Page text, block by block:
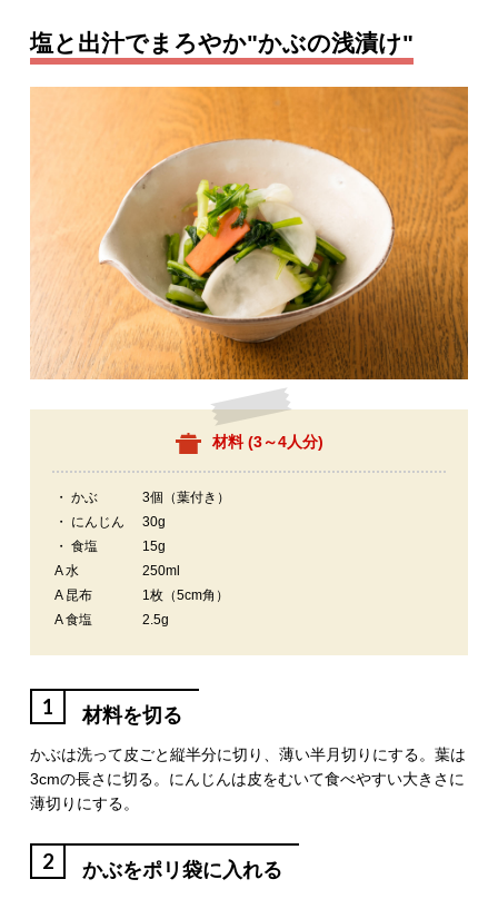
塩と出汁でまろやか"かぶの浅漬け"
材料 (3～4人分)
・ かぶ
3個（葉付き）
・ にんじん
30g
・ 食塩
15g
A 水
250ml
A 昆布
1枚（5cm角）
A 食塩
2.5g
1 材料を切る
かぶは洗って皮ごと縦半分に切り、薄い半月切りにする。葉は
3cmの長さに切る。にんじんは皮をむいて食べやすい大きさに
薄切りにする。
2 かぶをポリ袋に入れる